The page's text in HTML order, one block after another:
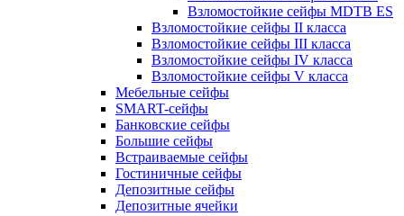
Взломостойкие сейфы MDTB ES
Взломостойкие сейфы II класса
Взломостойкие сейфы III класса
Взломостойкие сейфы IV класса
Взломостойкие сейфы V класса
Мебельные сейфы
SMART-сейфы
Банковские сейфы
Большие сейфы
Встраиваемые сейфы
Гостиничные сейфы
Депозитные сейфы
Депозитные ячейки